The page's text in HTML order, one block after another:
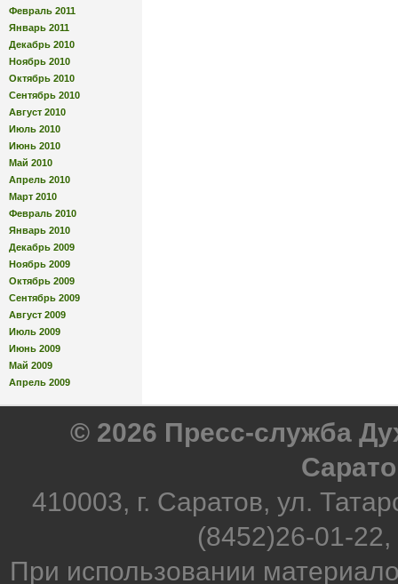
Февраль 2011
Январь 2011
Декабрь 2010
Ноябрь 2010
Октябрь 2010
Сентябрь 2010
Август 2010
Июль 2010
Июнь 2010
Май 2010
Апрель 2010
Март 2010
Февраль 2010
Январь 2010
Декабрь 2009
Ноябрь 2009
Октябрь 2009
Сентябрь 2009
Август 2009
Июль 2009
Июнь 2009
Май 2009
Апрель 2009
© 2026 Пресс-служба
410003, г. Саратов, ул.
(8452)26-01-
При использовании